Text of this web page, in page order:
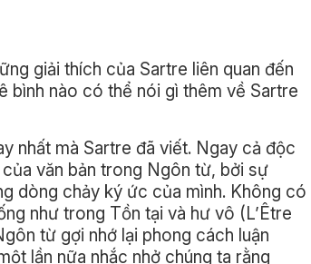
giải thích của Sartre liên quan đến
bình nào có thể nói gì thêm về Sartre
nhất mà Sartre đã viết. Ngay cả độc
văn bản trong Ngôn từ, bởi sự
dòng chảy ký ức của mình. Không có
như trong Tồn tại và hư vô (L’Être
từ gợi nhớ lại phong cách luận
lần nữa nhắc nhở chúng ta rằng